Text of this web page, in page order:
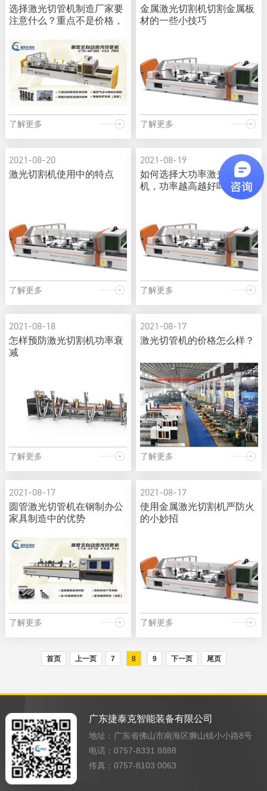
选择激光切管机制造厂家要
注意什么？重点不是价格，
了解更多
金属激光切割机切割金属板
材的一些小技巧
了解更多
2021-08-20
激光切割机使用中的特点
了解更多
2021-08-19
如何选择大功率激光切割
机，功率越高越好吗？
了解更多
2021-08-18
怎样预防激光切割机功率衰
减
了解更多
2021-08-17
激光切管机的价格怎么样？
了解更多
2021-08-17
圆管激光切管机在钢制办公
家具制造中的优势
了解更多
2021-08-17
使用金属激光切割机严防火
的小妙招
了解更多
首页 上一页 7 8 9 下一页 尾页
广东捷泰克智能装备有限公司
地址：广东省佛山市南海区狮山镇小小路8号
电话：0757-8331 8888
传真：0757-8103 0063